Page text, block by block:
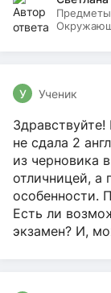
У Ученик
не сдала 2
из черновика
отличницей, а
особенности.
Есть ли
экзамен? И,